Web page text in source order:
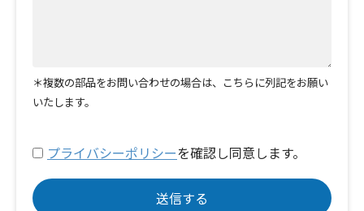
＊複数の部品をお問い合わせの場合は、こちらに列記をお願い
いたします。
プライバシーポリシーを確認し同意します。